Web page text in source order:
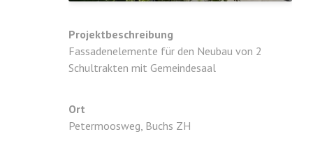
Projektbeschreibung
Fassadenelemente für den Neubau von 2
Schultrakten mit Gemeindesaal
Ort
Petermoosweg, Buchs ZH